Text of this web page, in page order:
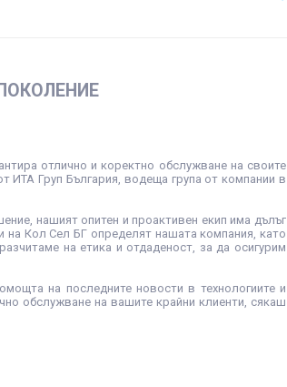
отлично и коректно обслужване на своите
ИТА Груп България, водеща група от компании в
нашият опитен и проактивен екип има дълъг
на Кол Сел БГ определят нашата компания, като
на етика и отдаденост, за да осигурим
на последните новости в технологиите и
обслужване на вашите крайни клиенти, сякаш